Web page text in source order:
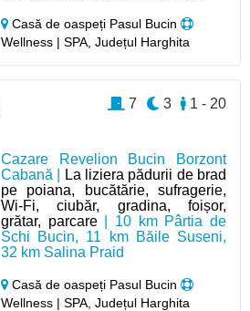
Casă de oaspeți Pasul Bucin
Wellness | SPA, Județul Harghita
Cazare Revelion Bucin Borzont
Cabană |
La liziera pădurii de brad
pe poiana, bucătărie, sufragerie,
Wi-Fi, ciubăr, gradina, foișor,
grătar, parcare| 10 km Pârtia de
Schi Bucin, 11 km Băile Suseni,
32 km Salina Praid
Casă de oaspeți Pasul Bucin
Wellness | SPA, Județul Harghita
1 - 20
3
7